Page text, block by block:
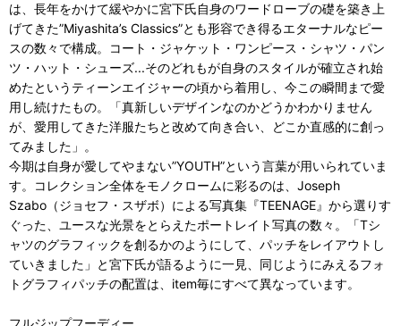
は、長年をかけて緩やかに宮下氏自身のワードローブの礎を築き上
げてきた”Miyashita’s Classics”とも形容でき得るエターナルなピー
スの数々で構成。コート・ジャケット・ワンピース・シャツ・パン
ツ・ハット・シューズ...そのどれもが自身のスタイルが確立され始
めたというティーンエイジャーの頃から着用し、今この瞬間まで愛
用し続けたもの。「真新しいデザインなのかどうかわかりません
が、愛用してきた洋服たちと改めて向き合い、どこか直感的に創っ
てみました」。
今期は自身が愛してやまない”YOUTH”という言葉が用いられていま
す。コレクション全体をモノクロームに彩るのは、Joseph
Szabo（ジョセフ・スザボ）による写真集『TEENAGE』から選りす
ぐった、ユースな光景をとらえたポートレイト写真の数々。「Tシ
ャツのグラフィックを創るかのようにして、パッチをレイアウトし
ていきました」と宮下氏が語るように一見、同じようにみえるフォ
トグラフィパッチの配置は、item毎にすべて異なっています。